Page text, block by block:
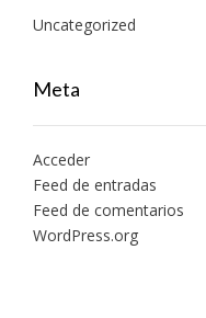
Uncategorized
Meta
Acceder
Feed de entradas
Feed de comentarios
WordPress.org